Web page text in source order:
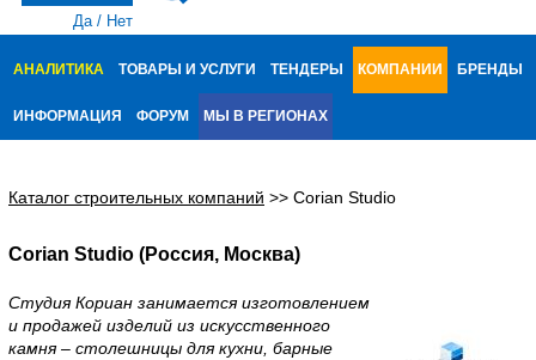
Да/ Нет
АНАЛИТИКА ТОВАРЫ И УСЛУГИ ТЕНДЕРЫ КОМПАНИИ БРЕНДЫ
ИНФОРМАЦИЯ ФОРУМ МЫ В РЕГИОНАХ
Каталог строительных компаний >> Corian Studio
Corian Studio (Россия, Москва)
Студия Кориан занимается изготовлением
и продажей изделий из искусственного
камня – столешницы для кухни, барные